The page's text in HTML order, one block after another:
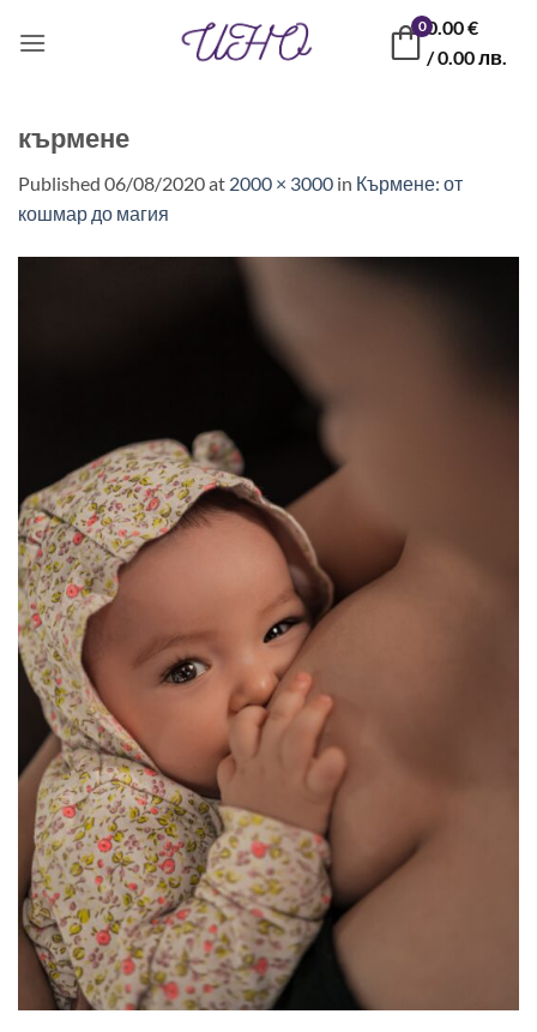
00.00€
/ 0.00 лв.
кърмене
Published 06/08/2020at 2000 × 3000 in Кърмене: от
кошмар до магия